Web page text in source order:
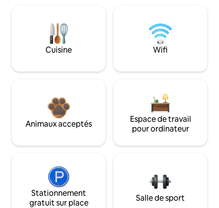
Cuisine Wifi
Animaux acceptés
Espace de travail
pour ordinateur
Stationnement
gratuit sur place
Salle de sport